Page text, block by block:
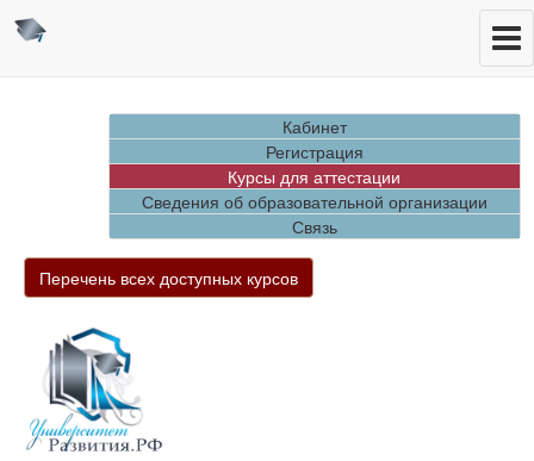
Кабинет
Регистрация
Курсы для аттестации
Сведения об образовательной организации
Связь
Перечень всех доступных курсов